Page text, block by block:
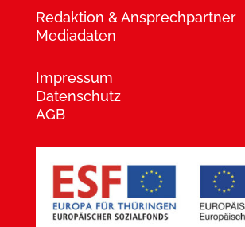
Redaktion & Ansprechpartner
Mediadaten
Impressum
Datenschutz
AGB